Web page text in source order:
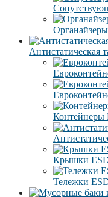
Органайзеры
Антистатическая
Контейнеры
Крышки
Тележки